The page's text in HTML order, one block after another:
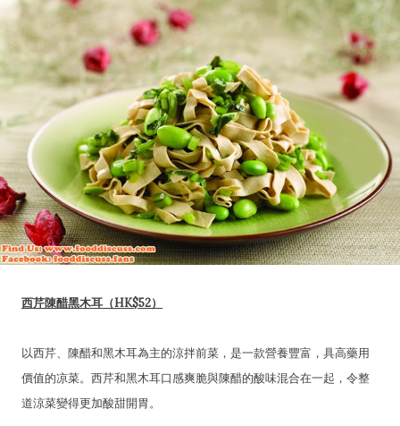
西芹陳醋黑木耳（HK$52）
以西芹、陳醋和黑木耳為主的涼拌前菜，是一款營養豐富，具高藥用
價值的凉菜。西芹和黑木耳口感爽脆與陳醋的酸味混合在一起，令整
道涼菜變得更加酸甜開胃。